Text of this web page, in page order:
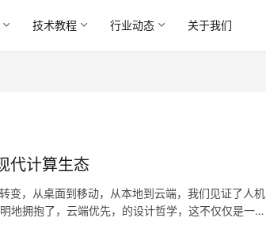
技术教程 行业动态 关于我们
代计算生态
变，从桌面到移动，从本地到云端，我们见证了人机
地拥抱了，云端优先，的设计哲学，这不仅仅是一款